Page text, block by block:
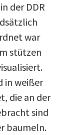
der DDR
war
stützen
in weißer
die an der
sind
baumeln.